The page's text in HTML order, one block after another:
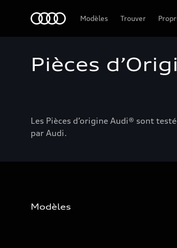
Modèles Trouver
Pièces
Les Pièces d’origine Audi® sont
par Audi.
Modèles